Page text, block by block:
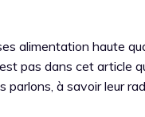
alimentation haute
pas dans cet article
parlons, à savoir leur